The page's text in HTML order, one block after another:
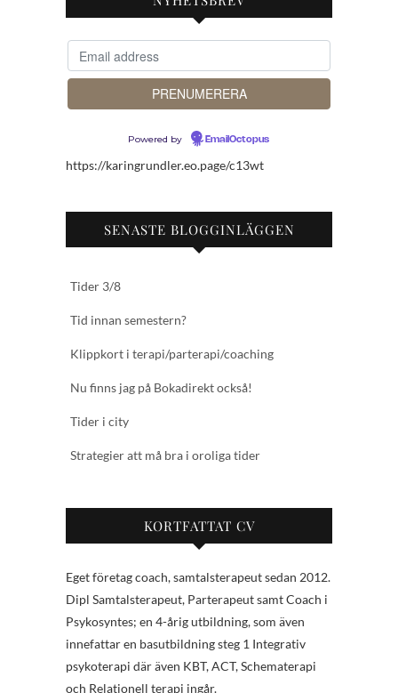
Powered by EmailOctopus
https://karingrundler.eo.page/c13wt
SENASTE BLOGGINLÄGGEN
Tider 3/8
Tid innan semestern?
Klippkort i terapi/parterapi/coaching
Nu finns jag på Bokadirekt också!
Tider i city
Strategier att må bra i oroliga tider
KORTFATTAT CV
Eget företag coach, samtalsterapeut sedan 2012.
Dipl Samtalsterapeut, Parterapeut samt Coach i
Psykosyntes; en 4-årig utbildning, som även
innefattar en basutbildning steg 1 Integrativ
psykoterapi där även KBT, ACT, Schematerapi
och Relationell terapi ingår.